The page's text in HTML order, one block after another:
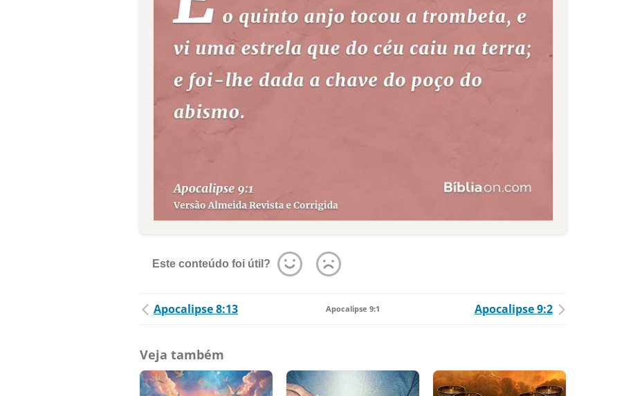
Este conteúdo foi útil?
Apocalipse 8:13 Apocalipse 9:1 Apocalipse 9:2
Veja também